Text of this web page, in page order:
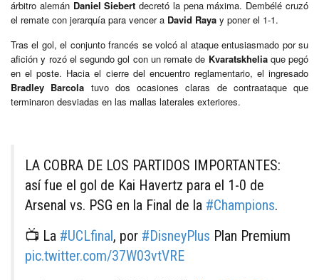
árbitro alemán Daniel Siebert decretó la pena máxima. Dembélé cruzó
el remate con jerarquía para vencer a David Raya y poner el 1-1.
Tras el gol, el conjunto francés se volcó al ataque entusiasmado por su
afición y rozó el segundo gol con un remate de Kvaratskheliaque pegó
en el poste. Hacia el cierre del encuentro reglamentario, el ingresado
Bradley Barcola tuvo dos ocasiones claras de contraataque que
terminaron desviadas en las mallas laterales exteriores.
LA COBRA DE LOS PARTIDOS IMPORTANTES:
así fue el gol de Kai Havertz para el 1-0 de
Arsenal vs. PSG en la Final de la #Champions.
📺 La #UCLfinal, por #DisneyPlus Plan Premium
pic.twitter.com/37W03vtVRE